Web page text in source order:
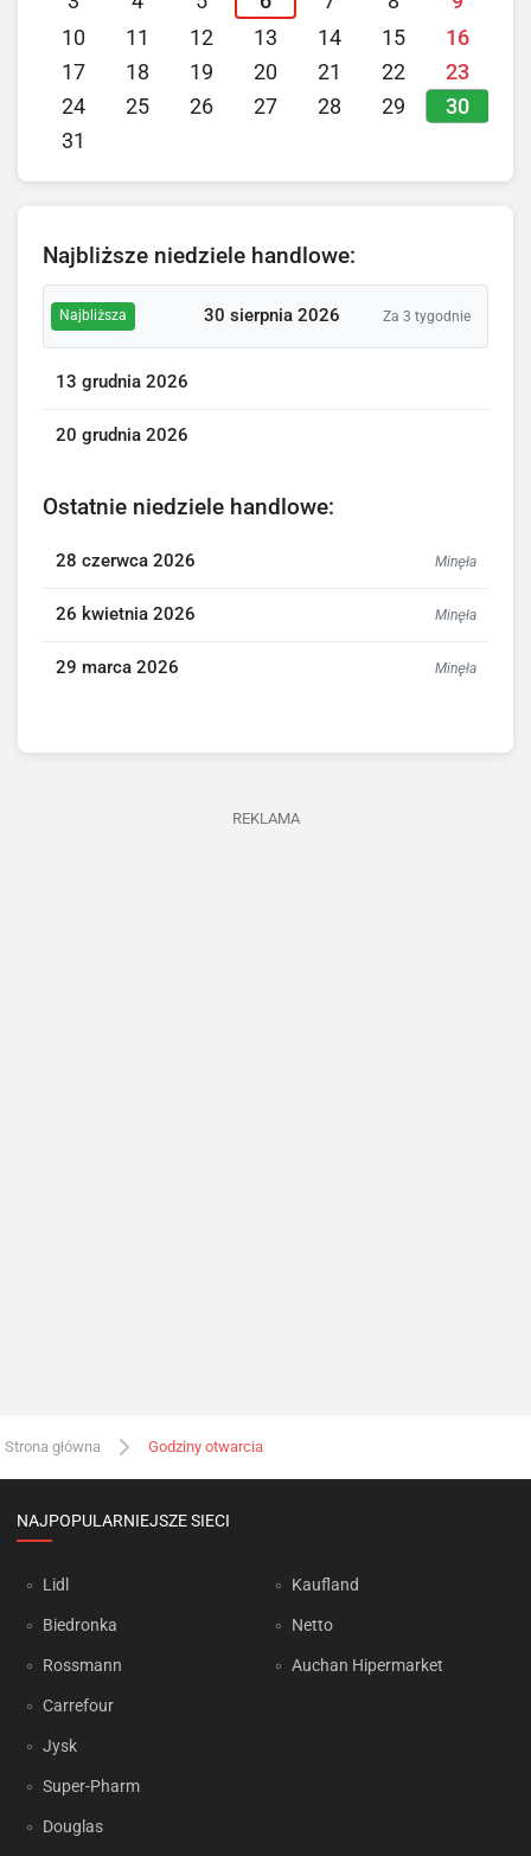
10
11 12 13 14 15
16
17
18 19 20 21 22
23
24
25 26 27 28 29 30
31
Najbliższe niedziele handlowe:
Najbliższa 30 sierpnia 2026 Za 3 tygodnie
13 grudnia 2026
20 grudnia 2026
Ostatnie niedziele handlowe:
28 czerwca 2026 Minęła
26 kwietnia 2026 Minęła
29 marca 2026 Minęła
REKLAMA
Strona główna Godziny otwarcia
NAJPOPULARNIEJSZE SIECI
Lidl
Biedronka
Rossmann
Carrefour
Jysk
Super-Pharm
Douglas
Kaufland
Netto
Auchan Hipermarket